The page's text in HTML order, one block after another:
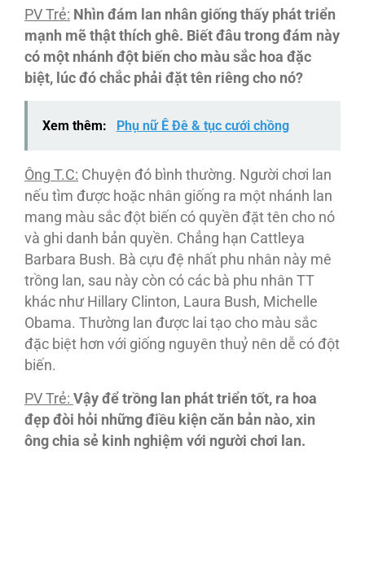
PV Trẻ: Nhìn đám lan nhân giống thấy phát triển
mạnh mẽ thật thích ghê. Biết đâu trong đám này
có một nhánh đột biến cho màu sắc hoa đặc
biệt, lúc đó chắc phải đặt tên riêng cho nó?
Xem thêm: Phụ nữ Ê Đê & tục cưới chồng
Ông T.C: Chuyện đó bình thường. Người chơi lan
nếu tìm được hoặc nhân giống ra một nhánh lan
mang màu sắc đột biến có quyền đặt tên cho nó
và ghi danh bản quyền. Chẳng hạn Cattleya
Barbara Bush. Bà cựu đệ nhất phu nhân này mê
trồng lan, sau này còn có các bà phu nhân TT
khác như Hillary Clinton, Laura Bush, Michelle
Obama. Thường lan được lai tạo cho màu sắc
đặc biệt hơn với giống nguyên thuỷ nên dễ có đột
biến.
PV Trẻ: Vậy để trồng lan phát triển tốt, ra hoa
đẹp đòi hỏi những điều kiện căn bản nào, xin
ông chia sẻ kinh nghiệm với người chơi lan.